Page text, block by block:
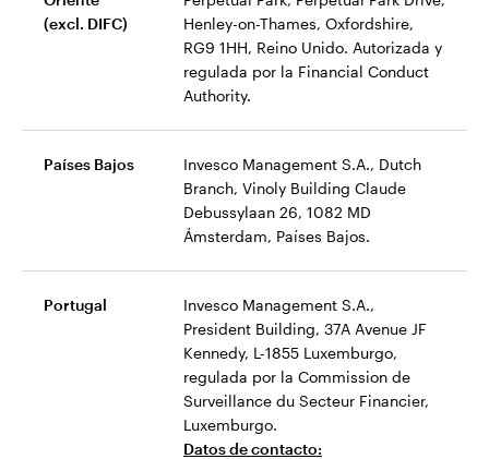
(excl. DIFC)
Henley-on-Thames, Oxfordshire,
RG9 1HH, Reino Unido. Autorizada y
regulada por la Financial Conduct
Authority.
Países Bajos
Invesco Management S.A., Dutch
Branch, Vinoly Building Claude
Debussylaan 26, 1082 MD
Ámsterdam, Países Bajos.
Portugal
Invesco Management S.A.,
President Building, 37A Avenue JF
Kennedy, L-1855 Luxemburgo,
regulada por la Commission de
Surveillance du Secteur Financier,
Luxemburgo.
Datos de contacto: